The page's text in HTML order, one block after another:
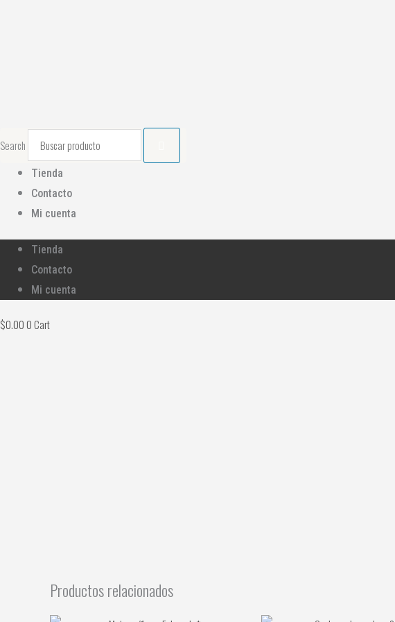
Search
Tienda
Contacto
Mi cuenta
Tienda
Contacto
Mi cuenta
$0.000Cart
Productos relacionados